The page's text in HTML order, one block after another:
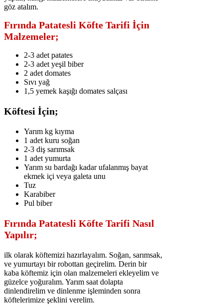
göz atalım.
Fırında Patatesli Köfte Tarifi İçin
Malzemeler;
2-3 adet patates
2-3 adet yeşil biber
2 adet domates
Sıvı yağ
1,5 yemek kaşığı domates salçası
Köftesi İçin;
Yarım kg kıyma
1 adet kuru soğan
2-3 diş sarımsak
1 adet yumurta
Yarım su bardağı kadar ufalanmış bayat
ekmek içi veya galeta unu
Tuz
Karabiber
Pul biber
Fırında Patatesli Köfte Tarifi Nasıl
Yapılır;
ilk olarak köftemizi hazırlayalım. Soğan, sarımsak,
ve yumurtayı bir robottan geçirelim. Derin bir
kaba köftemiz için olan malzemeleri ekleyelim ve
güzelce yoğuralım. Yarım saat dolapta
dinlendirelim ve dinlenme işleminden sonra
köftelerimize şeklini verelim.